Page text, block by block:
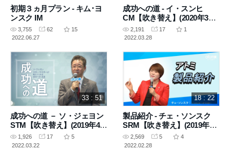
初期３ヵ月プラン - キム･ヨ
ンスク IM
3,755 62
15
2022.06.27
成功への道 - イ・スンヒ
CM【吹き替え】(2020年3月
26日 講義)
2,191 17
1
2022.03.28
33 : 51
成功への道 － ソ・ジェヨン
STM【吹き替え】(2019年4月
16日 講義)
1,926 17
5
2022.03.22
18 : 22
製品紹介 - チェ・ソンスク
SRM【吹き替え】(2019年11
月5 日 講義)
2,569 5
4
2022.02.28